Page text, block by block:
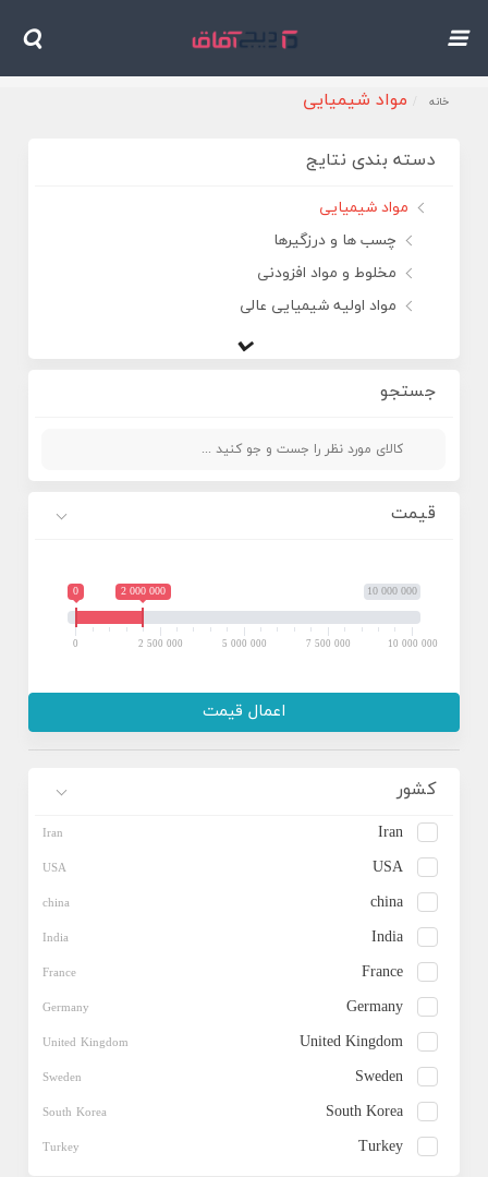
خانه مواد شیمیایی
دسته بندی نتایج
مواد شیمیایی
چسب ها و درزگیرها
مخلوط و مواد افزودنی
مواد اولیه شیمیایی عالی
محصولات شیمیایی بیولوژیکی
مواد شیمیایی انرژی
جستجو
قیمت
10 000 000
0 2 000 000
0 2 500 000 5 000 000 7 500 000 10 000 000
اعمال قیمت
کشور
Iran
USA
china
India
France
Germany
United Kingdom
Sweden
South Korea
Turkey